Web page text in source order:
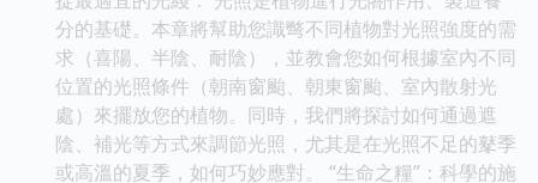
分的基礎。本章將幫助您識彆不同植物對光照強度的需
求（喜陽、半陰、耐陰），並教會您如何根據室內不同
位置的光照條件（朝南窗颱、朝東窗颱、室內散射光
處）來擺放您的植物。同時，我們將探討如何通過遮
陰、補光等方式來調節光照，尤其是在光照不足的鼕季
或高溫的夏季，如何巧妙應對。 “生命之糧”：科學的施